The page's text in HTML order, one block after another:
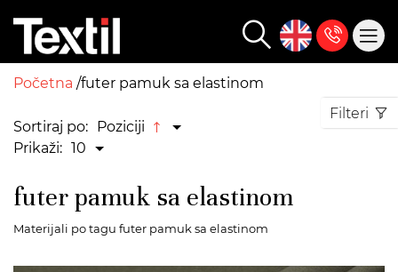
Početna futer pamuk sa elastinom
Sortiraj po: Poziciji
Prikaži: 10
Filteri
futer pamuk sa elastinom
Materijali po tagu futer pamuk sa elastinom